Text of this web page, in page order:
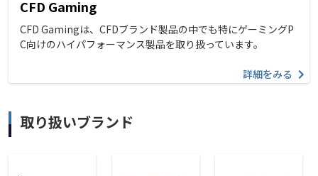
CFD Gaming
CFD Gamingは、CFDブランド製品の中でも特にゲーミングP
C向けのハイパフォーマンス製品を取り扱っています。
詳細をみる
取り扱いブランド